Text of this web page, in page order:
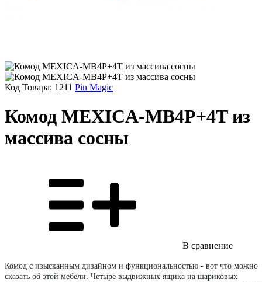
Код Товара: 1211 Pin Magic
Комод MEXICA-MB4P+4T из
массива сосны
В сравнение
Комод с изысканным дизайном и функциональностью - вот что можно
сказать об этой мебели. Четыре выдвижных ящика на шариковых